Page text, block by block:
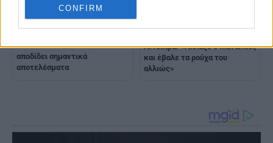
CONFIRM
συντελεστεί στον ΕΦΚΑ
αποδίδει σημαντικά
αποτελέσματα
Α.Τσίπρα: «Άλλαξε ο Μανωλιός
και έβαλε τα ρούχα του
αλλιώς»